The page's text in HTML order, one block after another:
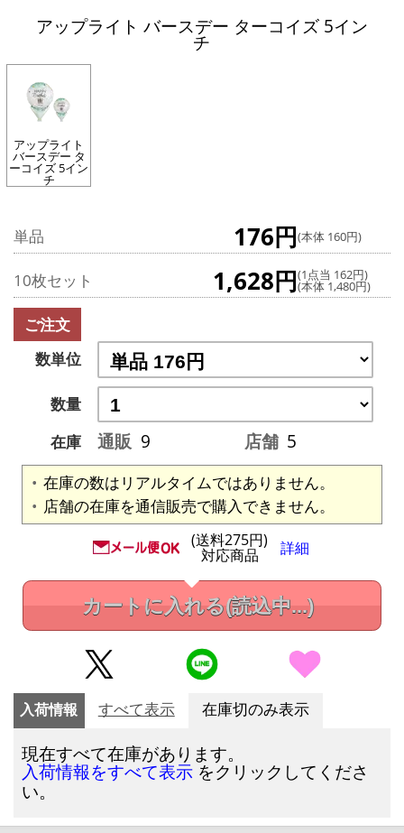
アップライト バースデー ターコイズ 5イン
チ
アップライト
バースデー タ
ーコイズ 5イン
チ
単品 176円(本体 160円)
10枚セット 1,628円(1点当 162円)
(本体 1,480円)
ご注文
数単位
数量
在庫
通販 9 店舗 5
在庫の数はリアルタイムではありません。
店舗の在庫を通信販売で購入できません。
(送料275円)
対応商品 詳細
カートに入れる(読込中...)
入荷情報 すべて表示 在庫切のみ表示
現在すべて在庫があります。
入荷情報をすべて表示 をクリックしてくださ
い。